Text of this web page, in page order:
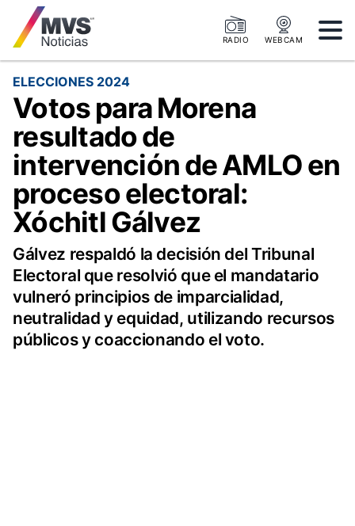
RADIO WEBCAM
ELECCIONES 2024
Votos para Morena
resultado de
intervención de AMLO en
proceso electoral:
Xóchitl Gálvez
Gálvez respaldó la decisión del Tribunal
Electoral que resolvió que el mandatario
vulneró principios de imparcialidad,
neutralidad y equidad, utilizando recursos
públicos y coaccionando el voto.